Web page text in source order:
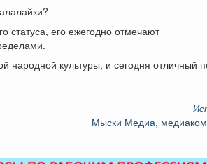
статуса, его ежегодно отмечают
народной культуры, и сегодня отличный
Мыски Медиа,